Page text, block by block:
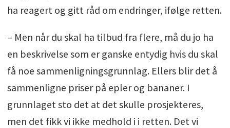
ha reagert og gitt råd om endringer, ifølge retten.
– Men når du skal ha tilbud fra flere, må du jo ha
en beskrivelse som er ganske entydig hvis du skal
få noe sammenligningsgrunnlag. Ellers blir det å
sammenligne priser på epler og bananer. I
grunnlaget sto det at det skulle prosjekteres,
men det fikk vi ikke medhold i i retten. Det vi